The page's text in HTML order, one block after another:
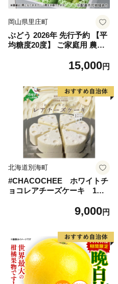
岡山県里庄町
ぶどう 2026年 先行予約 【平
均糖度20度】 ご家庭用 農家
ット 2～3房 合計約1.2kg ブ
直送 】
15,000円
北海道別海町
#CHACOCHEE ホワイトチ
ョコレアチーズケーキ 1ホ
海町,チーズ,ちーず,チーズケ
9,000円